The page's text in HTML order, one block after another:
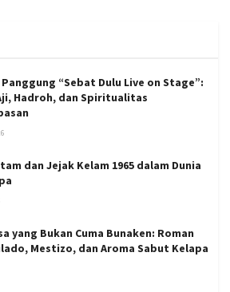
“Sebat Dulu Live on Stage”:
Hadroh, dan Spiritualitas
dan Jejak Kelam 1965 dalam Dunia
yang Bukan Cuma Bunaken: Roman
Mestizo, dan Aroma Sabut Kelapa